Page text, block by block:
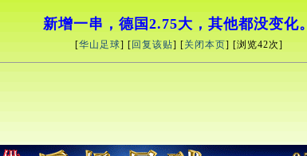
新增一串，德国2.75大，其他都没变化。
[华山足球] [ 回复该贴] [关闭本页] [浏览42次]